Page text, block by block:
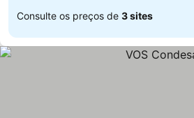
Consulte os preços de 3 sites